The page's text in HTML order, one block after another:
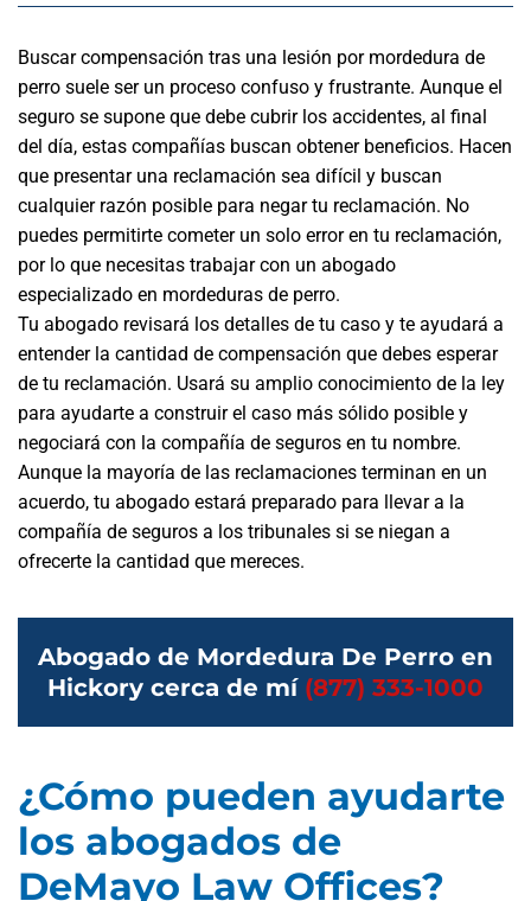
Buscar compensación tras una lesión por mordedura de
perro suele ser un proceso confuso y frustrante. Aunque el
seguro se supone que debe cubrir los accidentes, al final
del día, estas compañías buscan obtener beneficios. Hacen
que presentar una reclamación sea difícil y buscan
cualquier razón posible para negar tu reclamación. No
puedes permitirte cometer un solo error en tu reclamación,
por lo que necesitas trabajar con un abogado
especializado en mordeduras de perro.
Tu abogado revisará los detalles de tu caso y te ayudará a
entender la cantidad de compensación que debes esperar
de tu reclamación. Usará su amplio conocimiento de la ley
para ayudarte a construir el caso más sólido posible y
negociará con la compañía de seguros en tu nombre.
Aunque la mayoría de las reclamaciones terminan en un
acuerdo, tu abogado estará preparado para llevar a la
compañía de seguros a los tribunales si se niegan a
ofrecerte la cantidad que mereces.
Abogado de Mordedura De Perro en
Hickory cerca de mí (877) 333-1000
¿Cómo pueden ayudarte
los abogados de
DeMayo Law Offices?